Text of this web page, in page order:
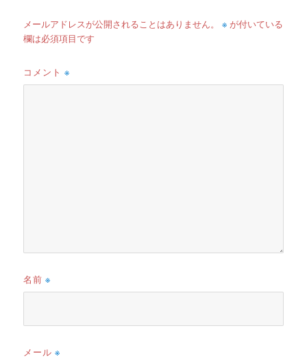
メールアドレスが公開されることはありません。 ※ が付いている
欄は必須項目です
コメント※
名前※
メール※